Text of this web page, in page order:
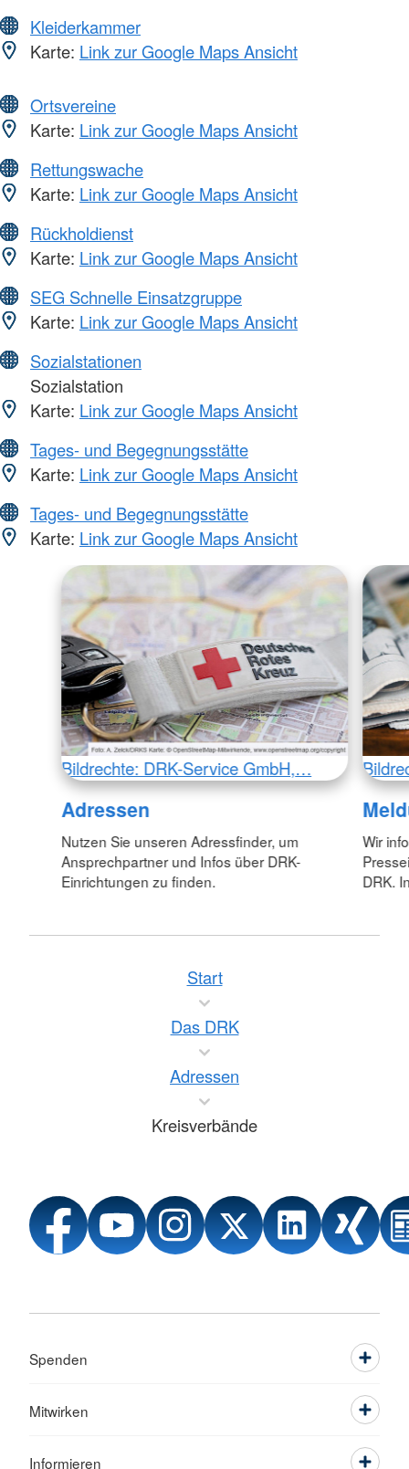
Kleiderkammer
Karte: Link zur Google Maps Ansicht
Ortsvereine
Karte: Link zur Google Maps Ansicht
Rettungswache
Karte: Link zur Google Maps Ansicht
Rückholdienst
Karte: Link zur Google Maps Ansicht
SEG Schnelle Einsatzgruppe
Karte: Link zur Google Maps Ansicht
Sozialstationen
Sozialstation
Karte: Link zur Google Maps Ansicht
Tages- und Begegnungsstätte
Karte: Link zur Google Maps Ansicht
Tages- und Begegnungsstätte
Karte: Link zur Google Maps Ansicht
Bildrechte: DRK-Service GmbH,…
Adressen
Nutzen Sie unseren Adressfinder, um
Ansprechpartner und Infos über DRK-
Einrichtungen zu finden.
Wir
DRK.
Start
Das DRK
Adressen
Kreisverbände
Spenden
Mitwirken
Informieren